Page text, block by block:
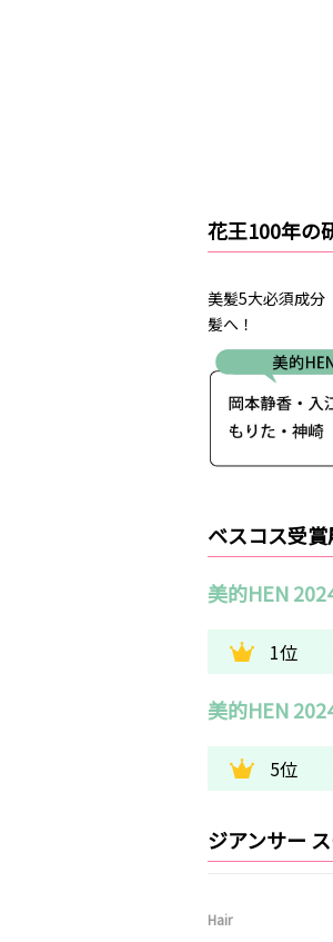
花王100年の
美髪5大必須成分
髪へ！
ベスコス受
美的HEN
1位
美的HEN
5位
ジアンサー
Hair